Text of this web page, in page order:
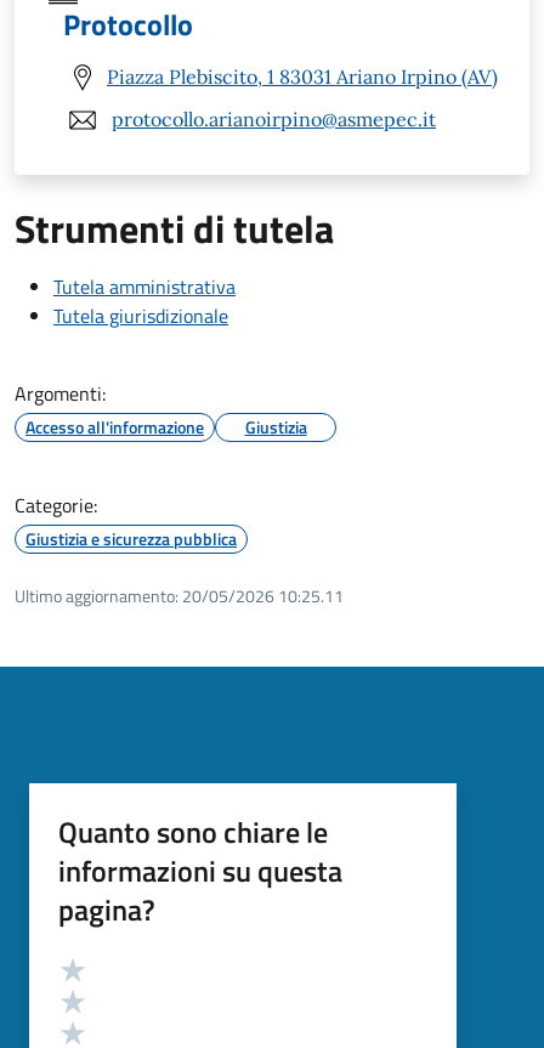
Protocollo
Piazza Plebiscito, 1 83031 Ariano Irpino (AV)
protocollo.arianoirpino@asmepec.it
Strumenti di tutela
Tutela amministrativa
Tutela giurisdizionale
Argomenti:
Accesso all'informazione Giustizia
Categorie:
Giustizia e sicurezza pubblica
Ultimo aggiornamento: 20/05/2026 10:25.11
Quanto sono chiare le
informazioni su questa
pagina?
Valutazione